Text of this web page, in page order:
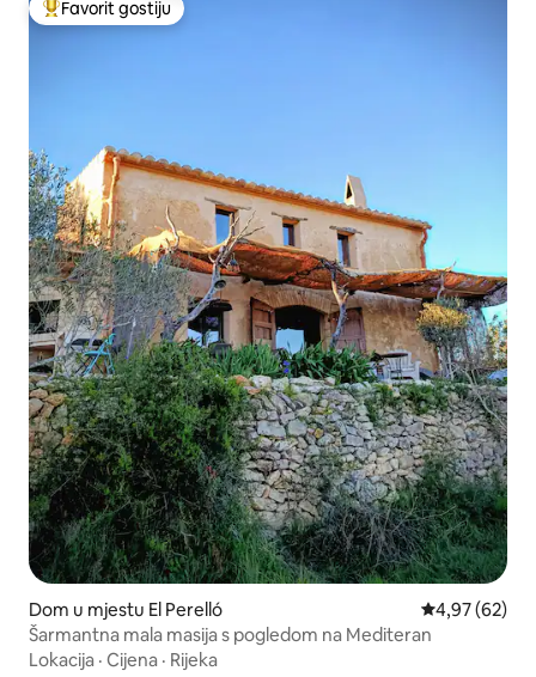
Glavni favorit gostiju
Favorit gostiju
Dom u mjestu El Perelló Prosječna
4,97 (62)
Šarmantna mala masija s pogledom na Mediteran
Lokacija · Cijena · Rijeka